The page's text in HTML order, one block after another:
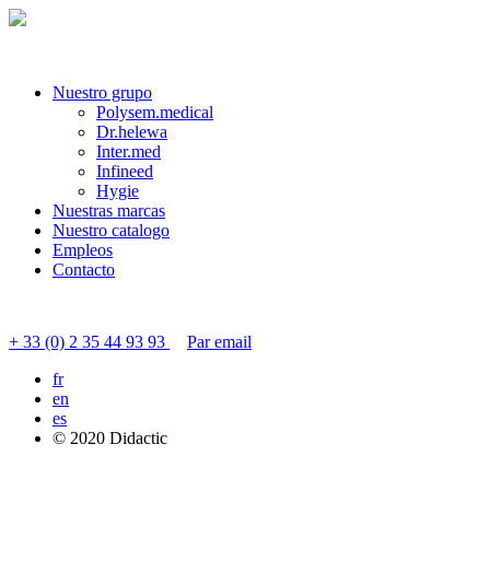
Nuestro grupo
Polysem.medical
Dr.helewa
Inter.med
Infineed
Hygie
Nuestras marcas
Nuestro catalogo
Empleos
Contacto
+ 33 (0) 2 35 44 93 93
Par email
fr
en
es
© 2020 Didactic